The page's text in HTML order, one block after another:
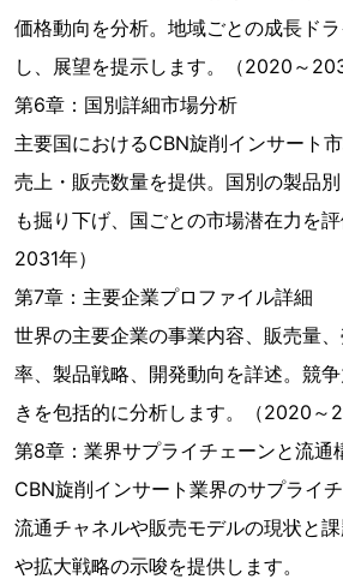
価格動向を分析。地域ごとの成長ド
し、展望を提示します。（2020～
第6章：国別詳細市場分析
主要国におけるCBN旋削インサート
売上・販売数量を提供。国別の製品
も掘り下げ、国ごとの市場潜在力を
2031年）
第7章：主要企業プロファイル詳細
世界の主要企業の事業内容、販売量
率、製品戦略、開発動向を詳述。競
きを包括的に分析します。（2020～
第8章：業界サプライチェーンと流通
CBN旋削インサート業界のサプライ
流通チャネルや販売モデルの現状と
や拡大戦略の示唆を提供します。